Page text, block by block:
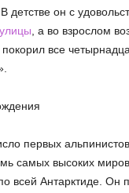
детстве он с
, а во взрослом
все
первых
самых высоких
всей Антарктиде. Он